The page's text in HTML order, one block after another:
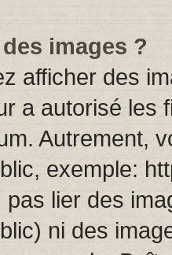
images ?
afficher des
a autorisé
Autrement,
exemple:
lier des
ni des